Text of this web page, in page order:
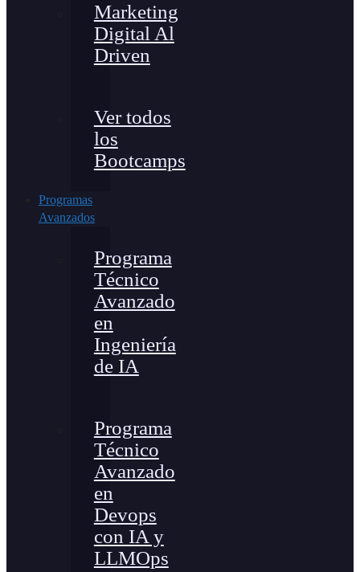
Marketing
Digital Al
Driven
Ver todos
los
Bootcamps
Programas
Avanzados
Programa
Técnico
Avanzado
en
Ingeniería
de IA
Programa
Técnico
Avanzado
en
Devops
con IA y
LLMOps